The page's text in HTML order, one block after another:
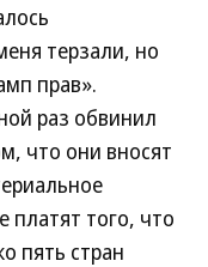
терзали, но
прав».
раз обвинил
что они вносят
платят того, что
пять стран